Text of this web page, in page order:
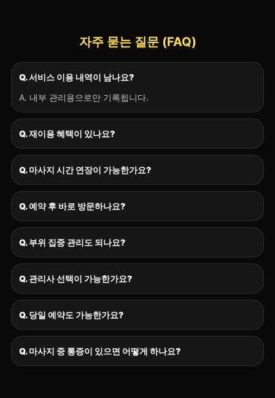
자주 묻는 질문 (FAQ)
Q. 서비스 이용 내역이 남나요?
A. 내부 관리용으로만 기록됩니다.
Q. 재이용 혜택이 있나요?
Q. 마사지 시간 연장이 가능한가요?
Q. 예약 후 바로 방문하나요?
Q. 부위 집중 관리도 되나요?
Q. 관리사 선택이 가능한가요?
Q. 당일 예약도 가능한가요?
Q. 마사지 중 통증이 있으면 어떻게 하나요?